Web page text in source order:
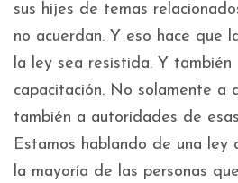
sus hijes de temas
no acuerdan. Y eso hace que
la ley sea resistida. Y
capacitación. No solamente a
también a autoridades de
Estamos hablando de una ley
la mayoría de las personas